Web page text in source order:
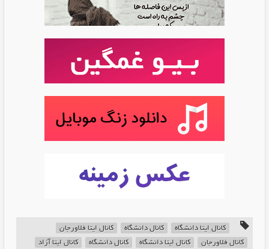
کانال ایتا دانشگاه کانال دانشگاه
کانال ایتا فلاورجان
کانال فلاورجان
کانال ایتا دانشگاه کانال دانشگاه
کانال ایتا آزاد